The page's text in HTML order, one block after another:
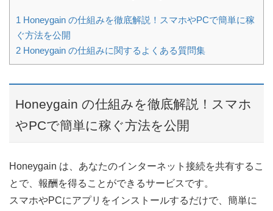
1 Honeygain の仕組みを徹底解説！スマホやPCで簡単に稼
ぐ方法を公開
2 Honeygain の仕組みに関するよくある質問集
Honeygain の仕組みを徹底解説！スマホ
やPCで簡単に稼ぐ方法を公開
Honeygain は、あなたのインターネット接続を共有するこ
とで、報酬を得ることができるサービスです。
スマホやPCにアプリをインストールするだけで、簡単に